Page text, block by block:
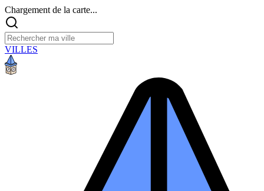
Chargement de la carte...
VILLES